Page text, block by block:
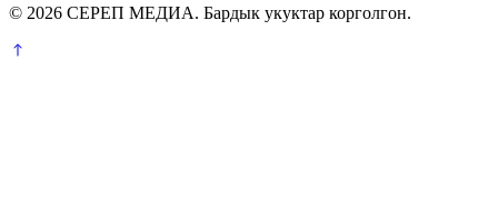
© 2026 СЕРЕП МЕДИА. Бардык укуктар корголгон.